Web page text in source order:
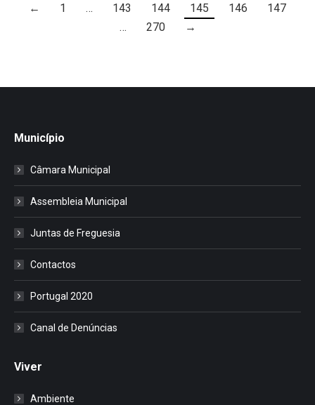
← 1 … 143 144 145 146
147
…
270 →
Município
Câmara Municipal
Assembleia Municipal
Juntas de Freguesia
Contactos
Portugal 2020
Canal de Denúncias
Viver
Ambiente